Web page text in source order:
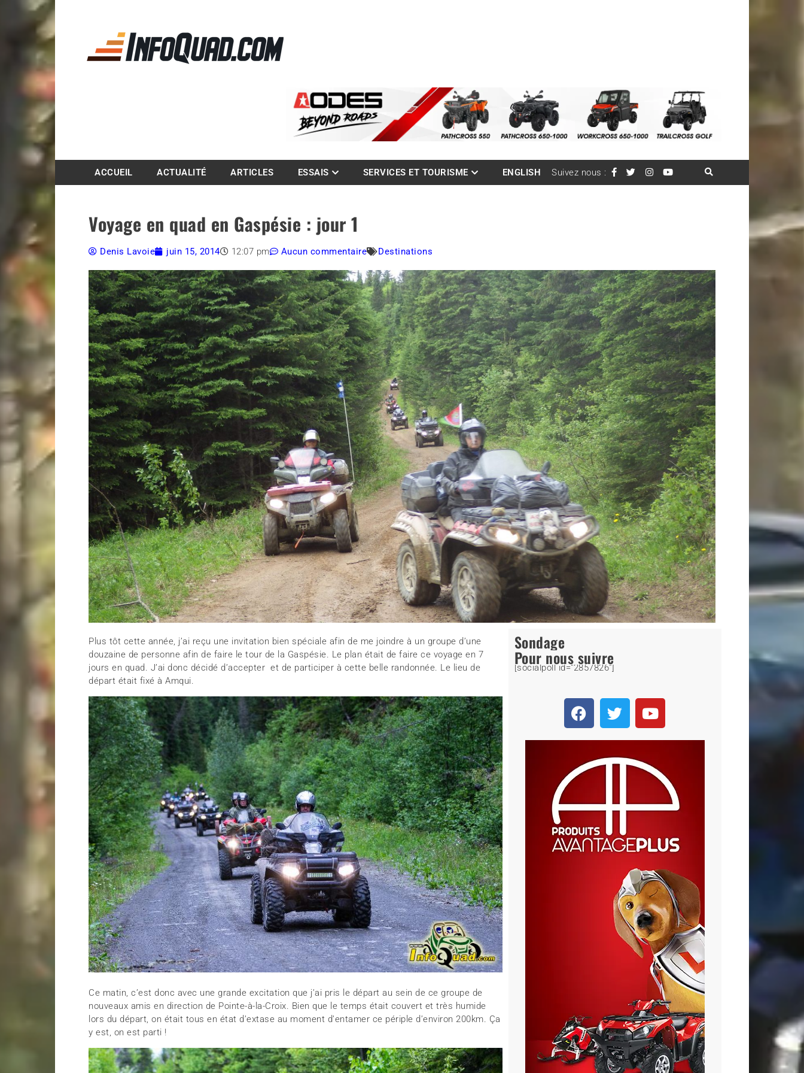
ACCUEIL ACTUALITÉ ARTICLES ESSAIS SERVICES ET TOURISME ENGLISH Suivez nous :
Voyage en quad en Gaspésie : jour 1
Denis Lavoie juin 15, 2014 12:07 pm Aucun commentaire Destinations
Plus tôt cette année, j’ai reçu une invitation bien spéciale afin de me joindre à un groupe d’une
douzaine de personne afin de faire le tour de la Gaspésie. Le plan était de faire ce voyage en 7
jours en quad. J’ai donc décidé d’accepter et de participer à cette belle randonnée. Le lieu de
départ était fixé à Amqui.
Ce matin, c’est donc avec une grande excitation que j’ai pris le départ au sein de ce groupe de
nouveaux amis en direction de Pointe-à-la-Croix. Bien que le temps était couvert et très humide
lors du départ, on était tous en état d’extase au moment d’entamer ce périple d’environ 200km. Ça
y est, on est parti !
Sondage
[socialpoll id="2857826"]
Pour nous suivre